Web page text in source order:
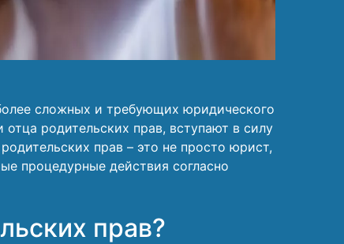
сложных и требующих юридического
родительских прав, вступают в силу
прав – это не просто юрист,
процедурные действия согласно
прав?